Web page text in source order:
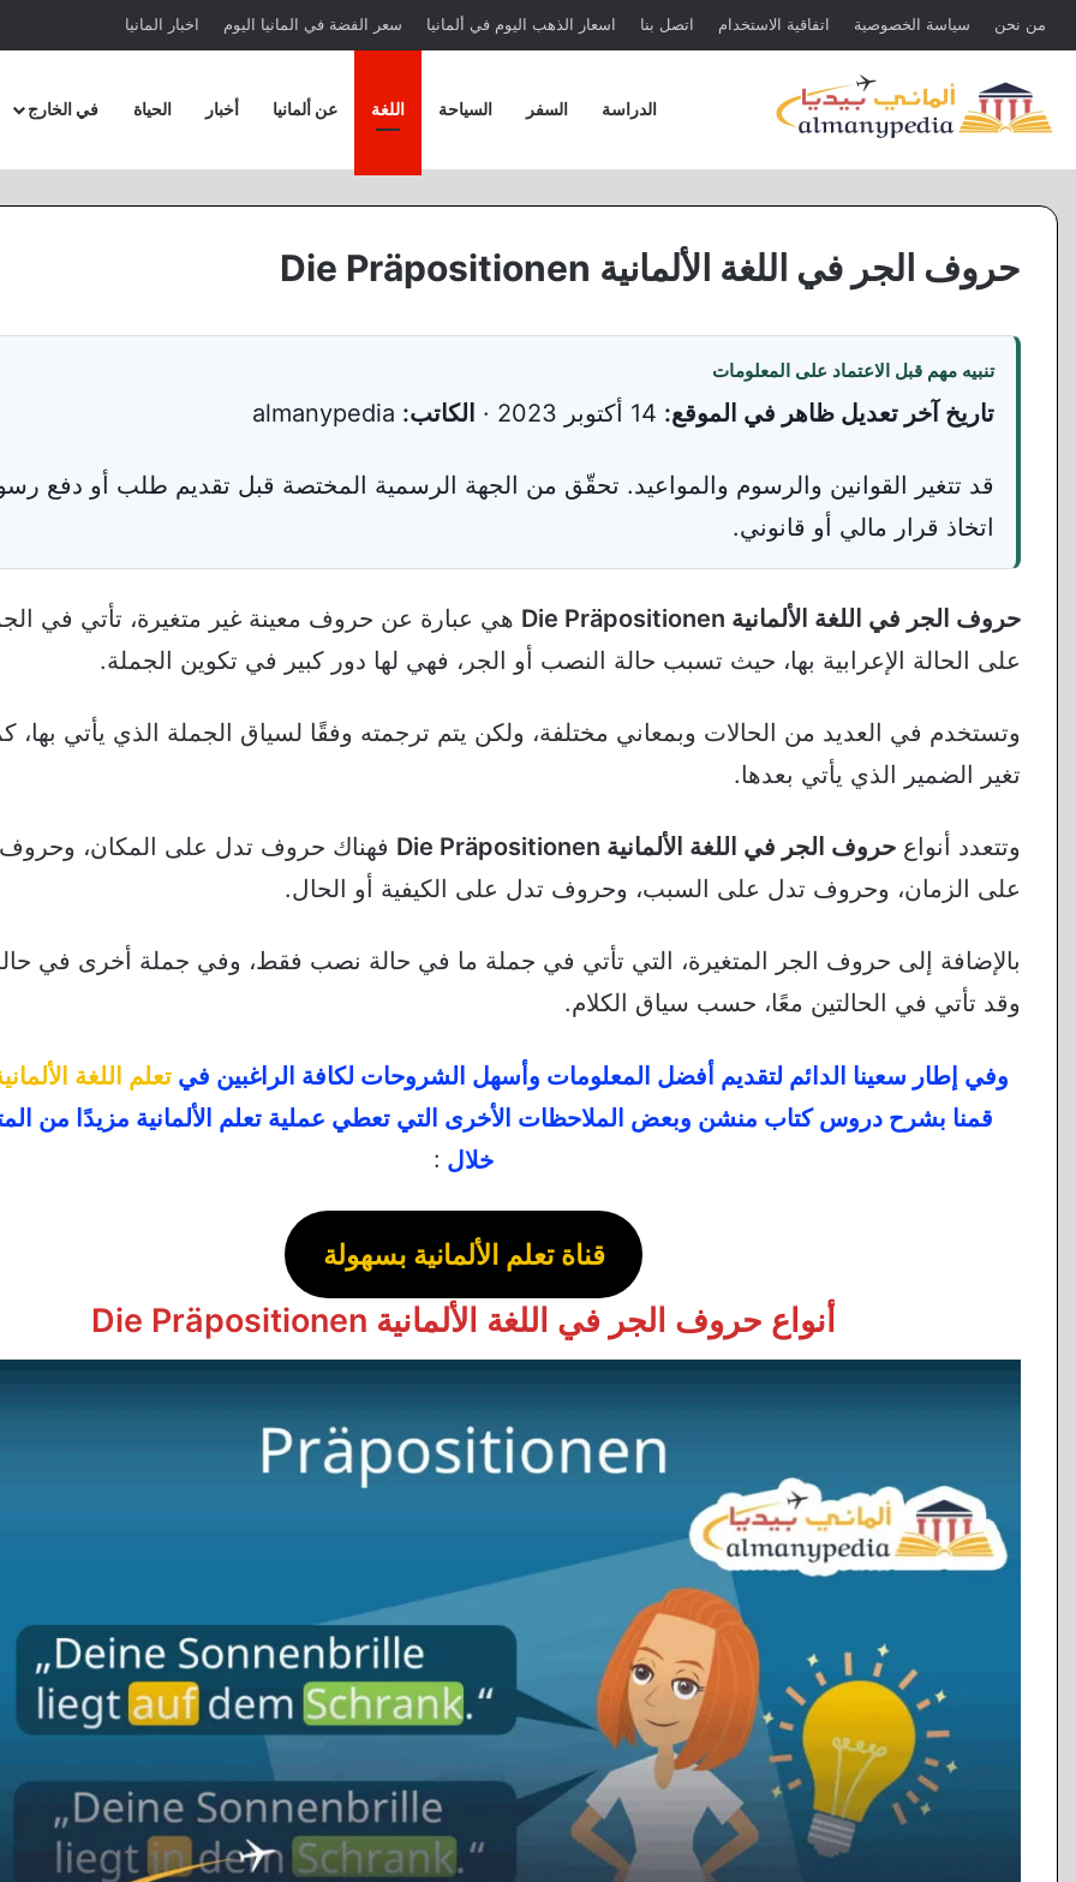
من نحن سياسة الخصوصية اتفاقية الاستخدام اتصل بنا اسعار الذهب اليوم في ألمانيا سعر الفضة في المانيا اليوم اخبار المانيا
الدراسة السفر السياحة اللغة عن ألمانيا أخبار الحياة في الخارج
حروف الجر في اللغة الألمانية Die Präpositionen
تنبيه مهم قبل الاعتماد على المعلومات
تاريخ آخر تعديل ظاهر في الموقع: الكاتب:
قد تتغير القوانين والرسوم والمواعيد. تحقّق من الجهة الرسمية المختصة قبل تقديم طلب أو دفع
اتخاذ قرار مالي أو قانوني.
حروف الجر في اللغة الألمانية Die Präpositionen
هي عبارة عن حروف معينة غير متغيرة، تأتي في
على الحالة الإعرابية بها، حيث تسبب حالة النصب أو الجر، فهي لها دور كبير في تكوين الجملة.
وتستخدم في العديد من الحالات وبمعاني مختلفة، ولكن يتم ترجمته وفقًا لسياق الجملة الذي يأتي بها،
تغير الضمير الذي يأتي بعدها.
وتتعدد أنواع حروف الجر في اللغة الألمانية Die Präpositionen
فهناك حروف تدل على المكان،
على الزمان، وحروف تدل على السبب، وحروف تدل على الكيفية أو الحال.
بالإضافة إلى حروف الجر المتغيرة، التي تأتي في جملة ما في حالة نصب فقط، وفي جملة أخرى في
وقد تأتي في الحالتين معًا، حسب سياق الكلام.
وفي إطار سعينا الدائم لتقديم أفضل المعلومات وأسهل الشروحات لكافة الراغبين فيتعلم اللغة
قمنا بشرح دروس كتاب منشن وبعض الملاحظات الأخرى التي تعطي عملية تعلم الألمانية مزيدًا من
خلال :
قناة تعلم الألمانية بسهولة
أنواع حروف الجر في اللغة الألمانية Die Präpositionen